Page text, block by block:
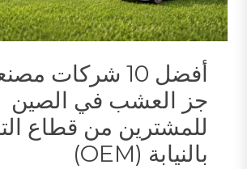
أفضل 10 شركات
جز العشب في الصين
للمشترين من قطاع
بالنيابة (OEM)